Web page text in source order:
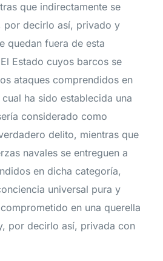
que indirectamente se
por decirlo así, privado y
quedan fuera de esta
Estado cuyos barcos se
ataques comprendidos en
ha sido establecida una
considerado como
delito, mientras que
navales se entreguen a
en dicha categoría,
universal pura y
en una querella
por decirlo así, privada con